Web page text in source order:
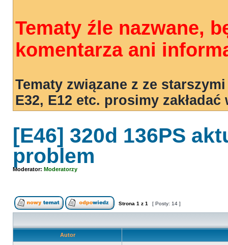
Tematy źle nazwane,
komentarza ani
Tematy związane z ze
E32, E12 etc. prosimy
[E46] 320d 136PS
problem
Moderator: Moderatorzy
Strona 1 z 1 [ Posty: 14 ]
Autor